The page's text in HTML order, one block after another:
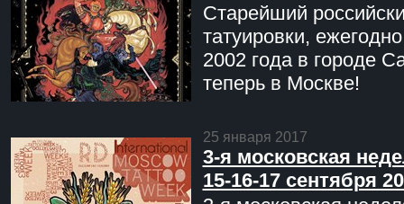
Старейший
татуировки,
2002 года в городе
теперь в Москве!
25 января 2017
3-я московская
15-16-17 сентября